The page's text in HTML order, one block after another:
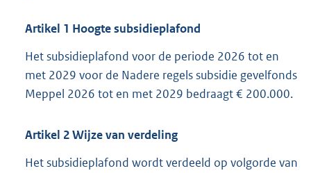
Artikel 1 Hoogte subsidieplafond
Het subsidieplafond voor de periode 2026 tot en
met 2029 voor de Nadere regels subsidie gevelfonds
Meppel 2026 tot en met 2029 bedraagt € 200.000.
Artikel 2Wijze van verdeling
Het subsidieplafond wordt verdeeld op volgorde van